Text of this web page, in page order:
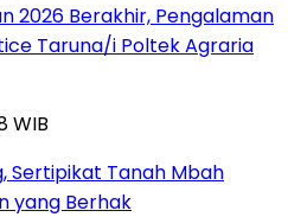
2026 Berakhir, Pengalaman
Taruna/i Poltek Agraria
WIB
Sertipikat Tanah Mbah
yang Berhak